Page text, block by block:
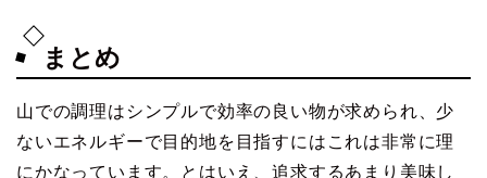
まとめ
山での調理はシンプルで効率の良い物が求められ、少
ないエネルギーで目的地を目指すにはこれは非常に理
にかなっています。とはいえ、追求するあまり美味し